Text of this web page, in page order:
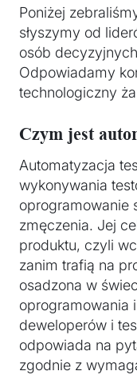
Poniżej
słyszymy od
osób
Odpowiadamy
technologiczny
Czym jest
Automatyzacja
wykonywania
oprogramowanie
zmęczenia. Jej
produktu, czyli
zanim trafią na
osadzona w
oprogramowania
deweloperów i
odpowiada na
zgodnie z